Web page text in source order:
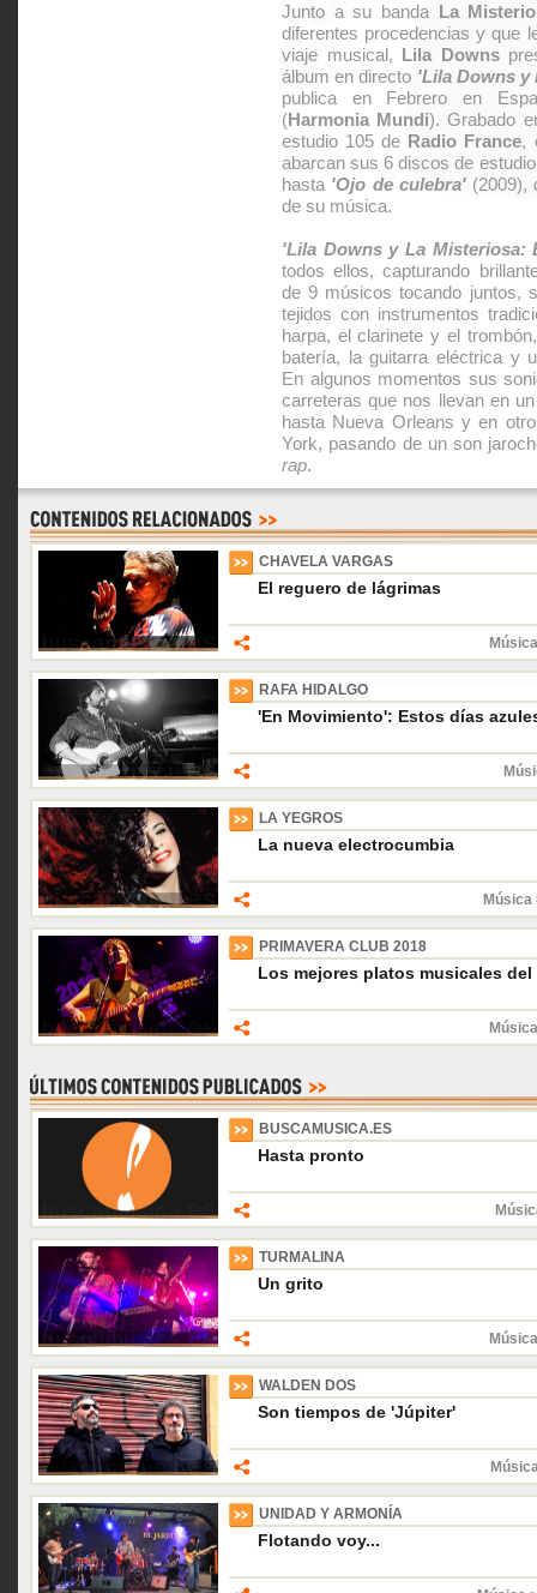
Junto a su banda La
diferentes procedencias y que
viaje musical, Lila Downs
álbum en directo 'Lila Downs y
publica en Febrero en
(Harmonia Mundi). Grabado
estudio 105 de Radio France,
abarcan sus 6 discos de
hasta 'Ojo de culebra'(2009),
de su música.
'Lila Downs y La Misteriosa:
todos ellos, capturando
de 9 músicos tocando juntos,
tejidos con instrumentos
harpa, el clarinete y el
batería, la guitarra eléctrica y
En algunos momentos sus
carreteras que nos llevan en
hasta Nueva Orleans y en
York, pasando de un son
rap.
CHAVELA VARGAS
El reguero de lágrimas
RAFA HIDALGO
'En Movimiento': Estos días
LA YEGROS
La nueva electrocumbia
Música
PRIMAVERA CLUB 2018
Los mejores platos musicales
BUSCAMUSICA.ES
Hasta pronto
TURMALINA
Un grito
WALDEN DOS
Son tiempos de 'Júpiter'
UNIDAD Y ARMONÍA
Flotando voy...